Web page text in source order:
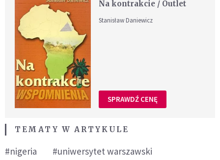
Na kontrakcie / Outlet
Stanisław Daniewicz
SPRAWDŹ CENĘ
TEMATY W ARTYKULE
#nigeria
#uniwersytet warszawski